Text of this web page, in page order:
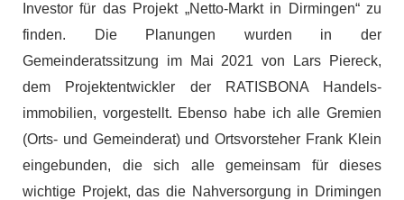
Investor für das Projekt „Netto-Markt in Dirmingen“ zu
finden. Die Planungen wurden in der
Gemeinderatssitzung im Mai 2021 von Lars Piereck,
dem Projektentwickler der RATISBONA Handels-
immobilien, vorgestellt. Ebenso habe ich alle Gremien
(Orts- und Gemeinderat) und Ortsvorsteher Frank Klein
eingebunden, die sich alle gemeinsam für dieses
wichtige Projekt, das die Nahversorgung in Drimingen